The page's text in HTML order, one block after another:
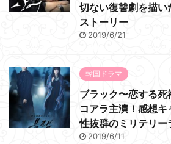
切ない復讐劇を描
ストーリー
2019/6/21
韓国ドラマ
ブラック〜恋する
コアラ主演！感想
性抜群のミリテリー
2019/6/11